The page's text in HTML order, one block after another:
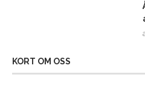
KORT OM OSS